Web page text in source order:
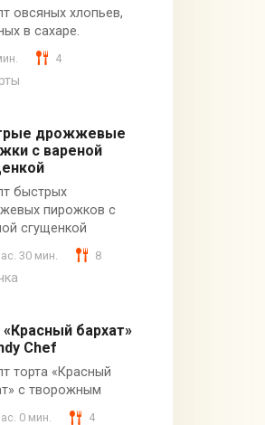
овсяных хлопьев,
в сахаре.
4
дрожжевые
с вареной
быстрых
пирожков с
сгущенкой
30 мин. 8
бархат»
Chef
торта «Красный
с творожным
0 мин. 4